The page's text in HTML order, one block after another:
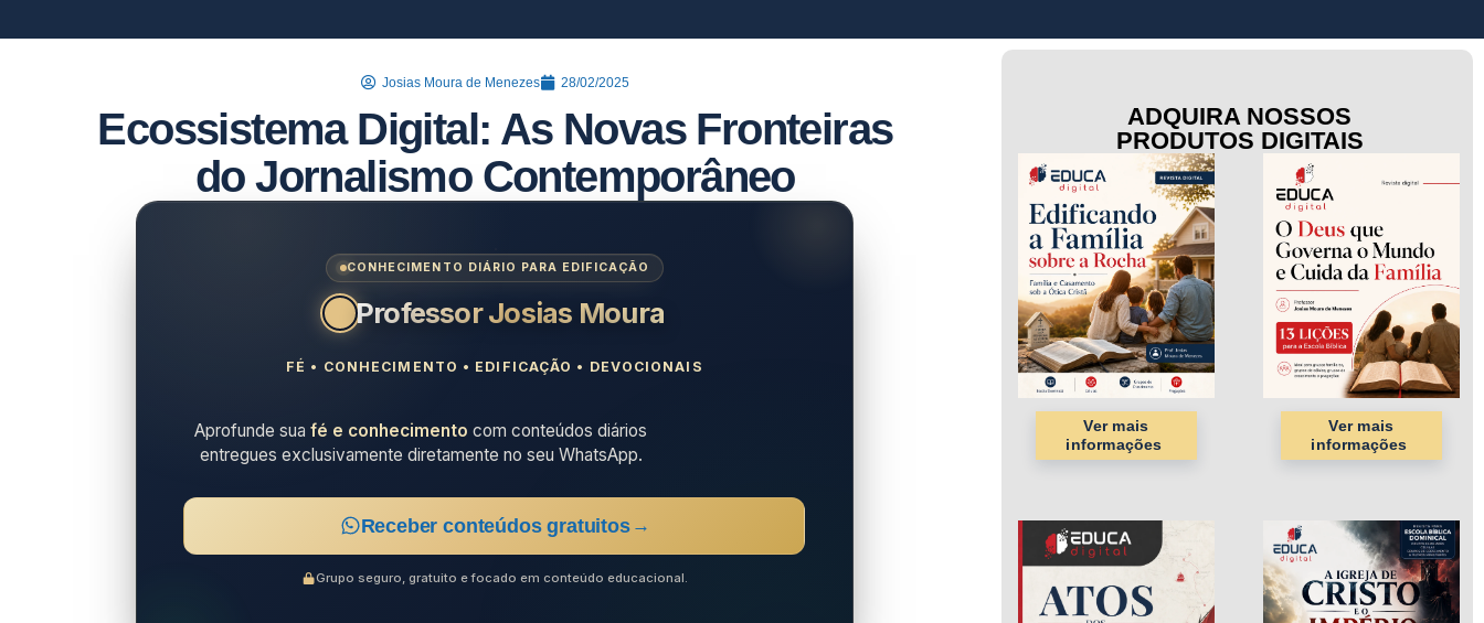
Josias Moura de Menezes 28/02/2025
Ecossistema Digital: As Novas Fronteiras
do Jornalismo Contemporâneo
CONHECIMENTO DIÁRIO PARA EDIFICAÇÃO
Professor Josias Moura
FÉ • CONHECIMENTO • EDIFICAÇÃO • DEVOCIONAIS
Aprofunde suafé e conhecimento com conteúdos diários
entregues exclusivamente diretamente no seu WhatsApp.
Receber conteúdos gratuitos →
Grupo seguro, gratuito e focado em conteúdo educacional.
ADQUIRA NOSSOS
PRODUTOS DIGITAIS